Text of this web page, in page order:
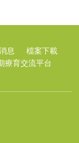
息
檔案下載
療育交流平台